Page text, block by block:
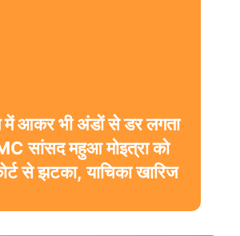
में आकर भी अंडों से डर लगता
सांसद महुआ मोइत्रा को
से झटका, याचिका खारिज